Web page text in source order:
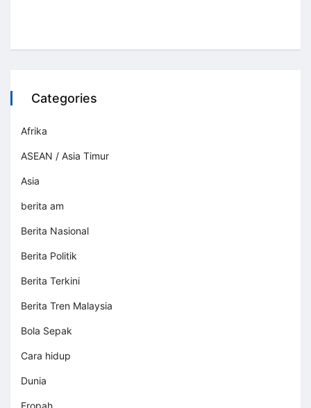
Categories
Afrika
ASEAN / Asia Timur
Asia
berita am
Berita Nasional
Berita Politik
Berita Terkini
Berita Tren Malaysia
Bola Sepak
Cara hidup
Dunia